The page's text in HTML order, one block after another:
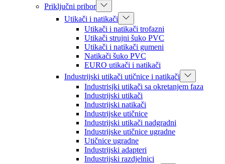
Priključni pribor
Utikači i natikači
Utikači i natikači trofazni
Utikači strujni šuko PVC
Utikači i natikači gumeni
Natikači šuko PVC
EURO utikači i natikači
Industrijski utikači utičnice i natikači
Industrisjki utikači sa okretanjem faza
Industrijski utikači
Industrijski natikači
Industrijske utičnice
Industrijski utikači nadgradni
Industrijske utičnice ugradne
Utičnice ugradne
Industrijski adapteri
Industrijski razdjelnici